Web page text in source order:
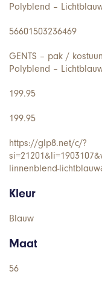
Polyblend –
56601503236469
GENTS – pak /
Polyblend –
199.95
199.95
https://glp8.net/c/?
linnenblend-
Kleur
Blauw
Maat
56